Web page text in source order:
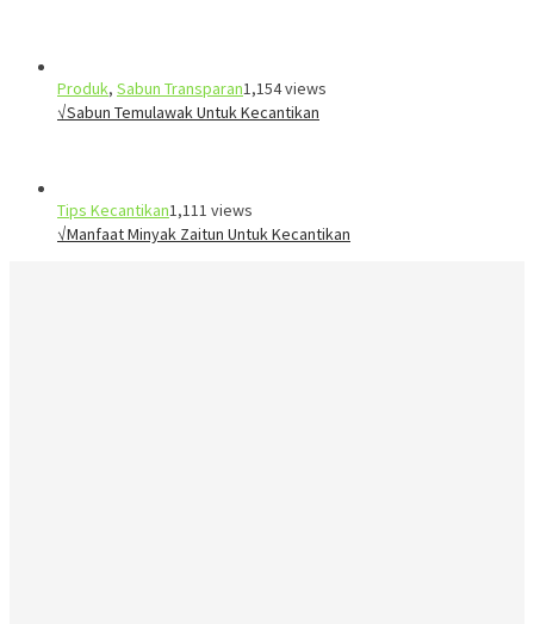
Produk, Sabun Transparan1,154 views
√Sabun Temulawak Untuk Kecantikan
Tips Kecantikan1,111 views
√Manfaat Minyak Zaitun Untuk Kecantikan